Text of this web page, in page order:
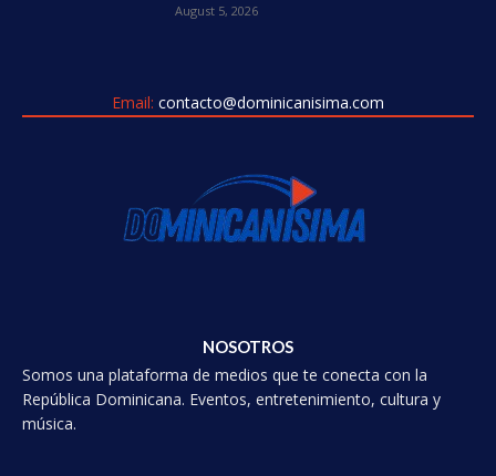
August 5, 2026
Email: contacto@dominicanisima.com
NOSOTROS
Somos una plataforma de medios que te conecta con la
República Dominicana. Eventos, entretenimiento, cultura y
música.